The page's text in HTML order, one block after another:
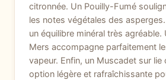
citronnée. Un Pouilly-Fumé
les notes végétales des
un équilibre minéral très agréable.
Mers accompagne parfaitement
vapeur. Enfin, un Muscadet sur lie
option légère et rafraîchissante